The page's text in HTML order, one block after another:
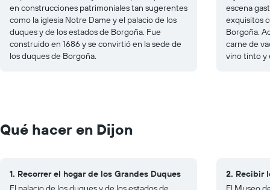
en construcciones patrimoniales tan sugerentes
como la iglesia Notre Dame y el palacio de los
duques y de los estados de Borgoña. Fue
construido en 1686 y se convirtió en la sede de
los duques de Borgoña.
escena
exquisitos
Borgoña.
carne de
vino tinto y
Qué hacer en Dijon
1. Recorrer el hogar de los Grandes Duques
2. Recibir